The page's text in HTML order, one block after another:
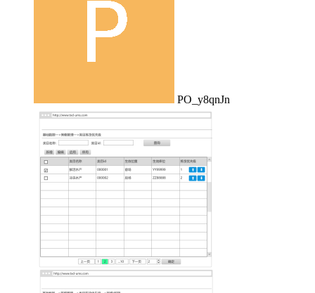
PO_y8qnJn